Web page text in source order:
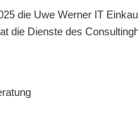
die Uwe Werner IT
die Dienste des